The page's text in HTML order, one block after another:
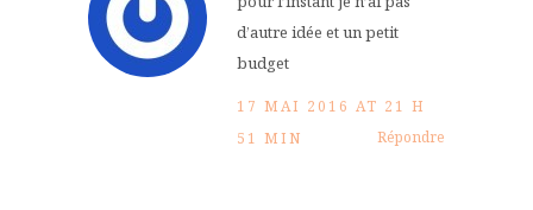
d’autre idée et un petit
budget
17 MAI 2016 AT 21 H
51 MIN
Répondre